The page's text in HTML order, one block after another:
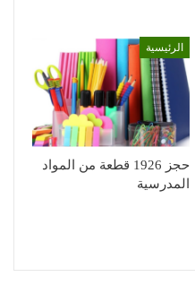
الرئيسية
حجز 1926 قطعة من المواد
المدرسية